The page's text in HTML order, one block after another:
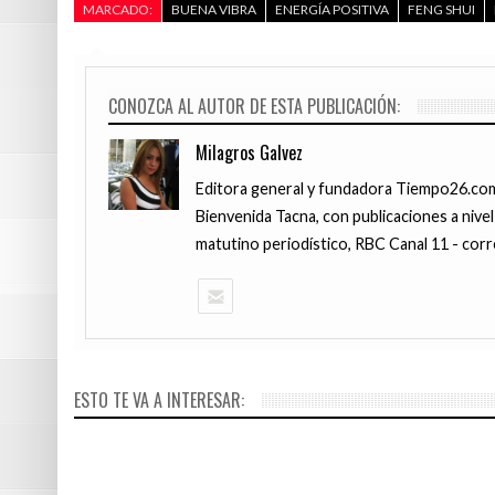
MARCADO:
BUENA VIBRA ENERGÍA POSITIVA FENG SHUI
CONOZCA AL AUTOR DE ESTA PUBLICACIÓN:
Milagros Galvez
Editora general y fundadora
Bienvenida Tacna, con publicaciones a
matutino periodístico, RBC Canal 11 -
ESTO TE VA A INTERESAR:
JULIO 3, 2016
(Vídeo)
años en la